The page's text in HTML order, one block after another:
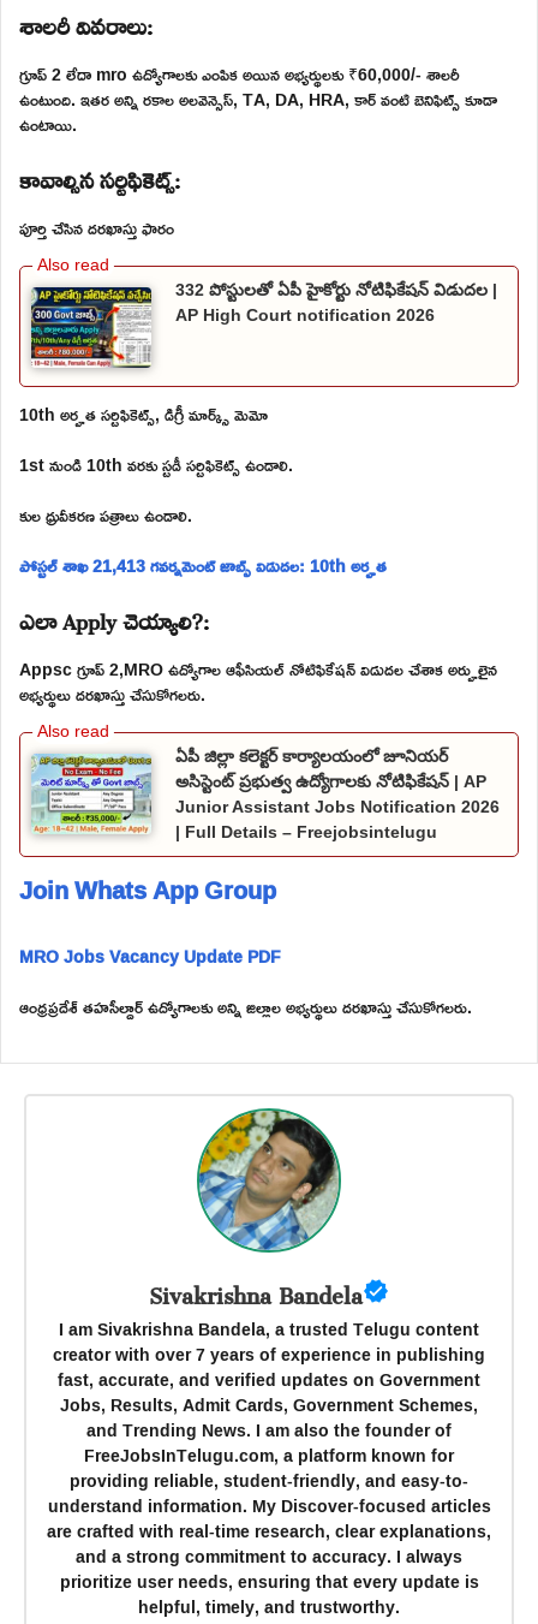
శాలరీ వివరాలు:
గ్రూప్ 2 లేదా mro ఉద్యోగాలకు ఎంపిక అయిన అభ్యర్థులకు ₹60,000/- శాలరీ
ఉంటుంది. ఇతర అన్ని రకాల అలవెన్సెస్, TA, DA, HRA, కార్ వంటి బెనిఫిట్స్ కూడా
ఉంటాయి.
కావాల్సిన సర్టిఫికెట్స్:
పూర్తి చేసిన దరఖాస్తు ఫారం
332 పోస్టులతో ఏపీ హైకోర్టు నోటిఫికేషన్ విడుదల |
AP High Court notification 2026
10th అర్హత సర్టిఫికెట్స్, డిగ్రీ మార్క్స్ మెమో
1st నుండి 10th వరకు స్టడీ సర్టిఫికెట్స్ ఉండాలి.
కుల ధ్రువీకరణ పత్రాలు ఉండాలి.
పోస్టల్ శాఖ 21,413 గవర్నమెంట్ జాబ్స్ విడుదల: 10th అర్హత
ఎలా Apply చెయ్యాలి?:
Appsc గ్రూప్ 2,MRO ఉద్యోగాల ఆఫీసియల్ నోటిఫికేషన్ విడుదల చేశాక అర్హులైన
అభ్యర్థులు దరఖాస్తు చేసుకోగలరు.
ఏపీ జిల్లా కలెక్టర్ కార్యాలయంలో జూనియర్
అసిస్టెంట్ ప్రభుత్వ ఉద్యోగాలకు నోటిఫికేషన్ | AP
Junior Assistant Jobs Notification 2026
| Full Details – Freejobsintelugu
Join Whats App Group
MRO Jobs Vacancy Update PDF
ఆంధ్రప్రదేశ్ తహసీల్దార్ ఉద్యోగాలకు అన్ని జిల్లాల అభ్యర్థులు దరఖాస్తు చేసుకోగలరు.
Sivakrishna Bandela
I am Sivakrishna Bandela, a trusted Telugu content
creator with over 7 years of experience in publishing
fast, accurate, and verified updates on Government
Jobs, Results, Admit Cards, Government Schemes,
and Trending News. I am also the founder of
FreeJobsInTelugu.com, a platform known for
providing reliable, student-friendly, and easy-to-
understand information. My Discover-focused articles
are crafted with real-time research, clear explanations,
and a strong commitment to accuracy. I always
prioritize user needs, ensuring that every update is
helpful, timely, and trustworthy.